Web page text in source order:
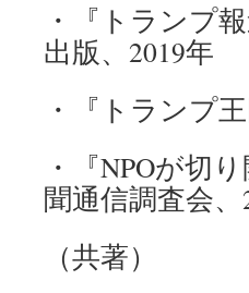
・『トランプ
出版、2019年
・『トランプ
・『NPOが切
聞通信調査会、
（共著）